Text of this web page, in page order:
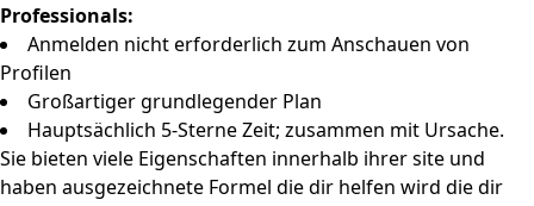
Professionals:
Anmelden nicht erforderlich zum Anschauen von
Profilen
Großartiger grundlegender Plan
Hauptsächlich 5-Sterne Zeit; zusammen mit Ursache.
Sie bieten viele Eigenschaften innerhalb ihrer site und
haben ausgezeichnete Formel die dir helfen wird die dir